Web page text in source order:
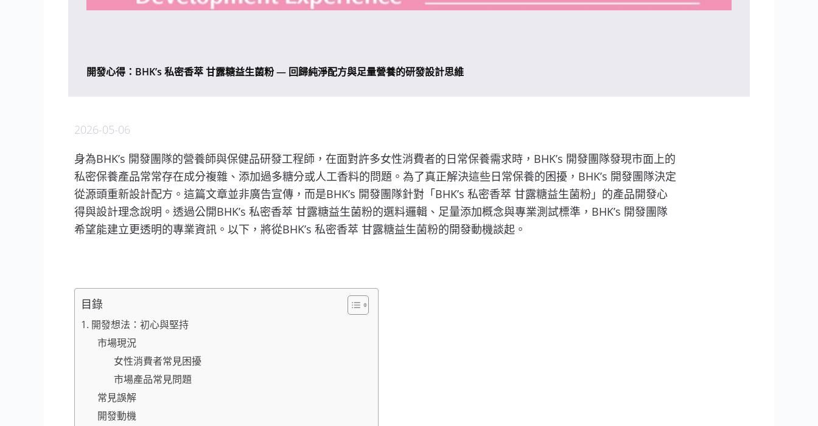
開發心得：BHK’s 私密香萃 甘露糖益生菌粉 — 回歸純淨配方與足量營養的研發設計思維
2026-05-06
身為BHK’s 開發團隊的營養師與保健品研發工程師，在面對許多女性消費者的日常保養需求時，BHK’s 開發團隊發現市面上的
私密保養產品常常存在成分複雜、添加過多糖分或人工香料的問題。為了真正解決這些日常保養的困擾，BHK’s 開發團隊決定
從源頭重新設計配方。這篇文章並非廣告宣傳，而是BHK’s 開發團隊針對「BHK’s 私密香萃 甘露糖益生菌粉」的產品開發心
得與設計理念說明。透過公開BHK’s 私密香萃 甘露糖益生菌粉的選料邏輯、足量添加概念與專業測試標準，BHK’s 開發團隊
希望能建立更透明的專業資訊。以下，將從BHK’s 私密香萃 甘露糖益生菌粉的開發動機談起。
目錄
1. 開發想法：初心與堅持
市場現況
女性消費者常見困擾
市場產品常見問題
常見誤解
開發動機